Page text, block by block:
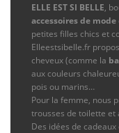
ELLE EST SI BELLE,
accessoires de mode
petites filles chics et
Elleestsibelle.fr
cheveux (comme la
aux couleurs
pois ou marins…
Pour la femme, nous
trousses de toilette et
Des idées de